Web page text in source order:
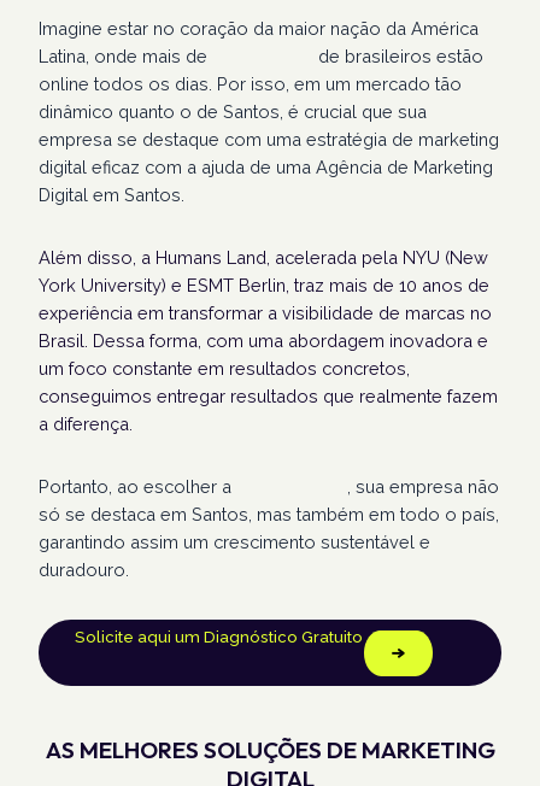
Imagine estar no coração da maior nação da América
Latina, onde mais de
de brasileiros estão
online todos os dias. Por isso, em um mercado tão
dinâmico quanto o de Santos, é crucial que sua
empresa se destaque com uma estratégia de marketing
digital eficaz com a ajuda de uma Agência de Marketing
Digital em Santos.
Além disso, a Humans Land, acelerada pela NYU (New
York University) e ESMT Berlin, traz mais de 10 anos de
experiência em transformar a visibilidade de marcas no
Brasil. Dessa forma, com uma abordagem inovadora e
um foco constante em resultados concretos,
conseguimos entregar resultados que realmente fazem
a diferença.
Portanto, ao escolher a
, sua empresa não
só se destaca em Santos, mas também em todo o país,
garantindo assim um crescimento sustentável e
duradouro.
Solicite aqui um Diagnóstico Gratuito
AS MELHORES SOLUÇÕES DE MARKETING
DIGITAL